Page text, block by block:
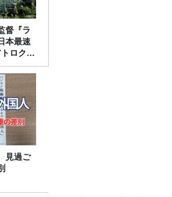
督『ラ
本最速
ロクリ
見過ご